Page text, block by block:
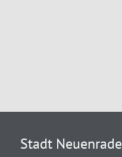
Stadt Neuenrade